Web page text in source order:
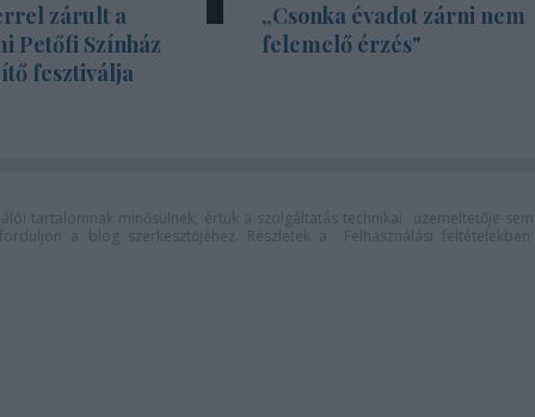
zárult a
Petőfi Színház
fesztiválja
„Csonka évadot zárni nem
felemelő érzés"